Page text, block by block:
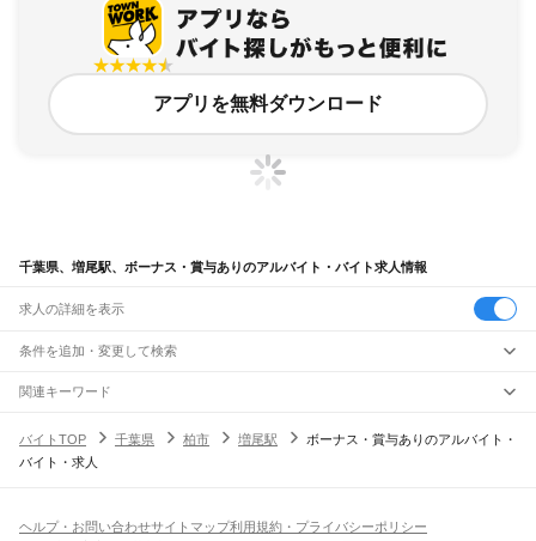
アプリを無料ダウンロード
千葉県、増尾駅、ボーナス・賞与ありのアルバイト・バイト求人情報
求人の詳細を表示
条件を追加・変更して検索
市区町村を追加・変更
千葉県すべて
千葉市
旭市習志野市柏市勝浦市市原市流山市八千代市我孫子市鴨川市鎌ケ谷市
駅を追加・変更
JR中央・総武線
職種を追加・変更
飲食・フードサービスすべて
関連キーワード
バイトTOP
千葉県 柏市 増尾駅
ボーナス・賞与ありのアルバイト・
バイト・求人
ヘルプ・お問い合わせサイトマップ利用規約・プライバシーポリシー